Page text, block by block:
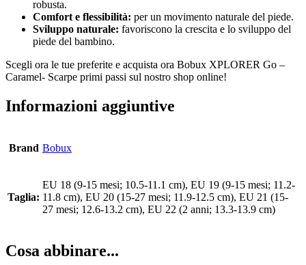
robusta.
Comfort e flessibilità: per un movimento naturale del piede.
Sviluppo naturale: favoriscono la crescita e lo sviluppo del
piede del bambino.
Scegli ora le tue preferite e acquista ora Bobux XPLORER Go –
Caramel- Scarpe primi passi sul nostro shop online!
Informazioni aggiuntive
Brand Bobux
Taglia:
EU 18 (9-15 mesi; 10.5-11.1 cm), EU 19 (9-15 mesi; 11.2-
11.8 cm), EU 20 (15-27 mesi; 11.9-12.5 cm), EU 21 (15-
27 mesi; 12.6-13.2 cm), EU 22 (2 anni; 13.3-13.9 cm)
Cosa abbinare...